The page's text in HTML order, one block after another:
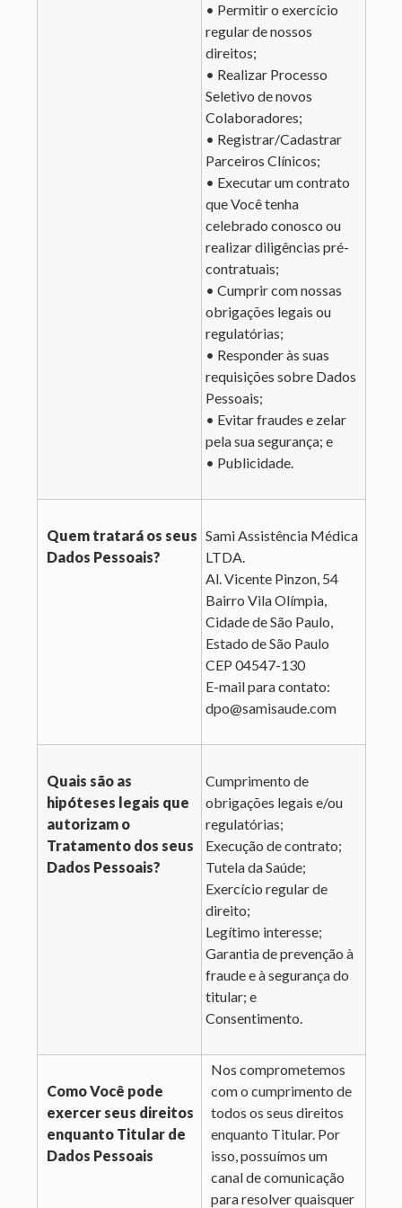
• Permitir o exercício
regular de nossos
direitos;
• Realizar Processo
Seletivo de novos
Colaboradores;
• Registrar/Cadastrar
Parceiros Clínicos;
• Executar um contrato
que Você tenha
celebrado conosco ou
realizar diligências pré-
contratuais;
• Cumprir com nossas
obrigações legais ou
regulatórias;
• Responder às suas
requisições sobre Dados
Pessoais;
• Evitar fraudes e zelar
pela sua segurança; e
• Publicidade.
Quem tratará os seus
Dados Pessoais?
Sami Assistência Médica
LTDA.
Al. Vicente Pinzon, 54
Bairro Vila Olímpia,
Cidade de São Paulo,
Estado de São Paulo
CEP 04547-130
E-mail para contato:
dpo@samisaude.com
Quais são as
hipóteses legais que
autorizam o
Tratamento dos seus
Dados Pessoais?
Cumprimento de
obrigações legais e/ou
regulatórias;
Execução de contrato;
Tutela da Saúde;
Exercício regular de
direito;
Legítimo interesse;
Garantia de prevenção à
fraude e à segurança do
titular; e
Consentimento.
Como Você pode
exercer seus direitos
enquanto Titular de
Dados Pessoais
Nos comprometemos
com o cumprimento de
todos os seus direitos
enquanto Titular. Por
isso, possuímos um
canal de comunicação
para resolver quaisquer